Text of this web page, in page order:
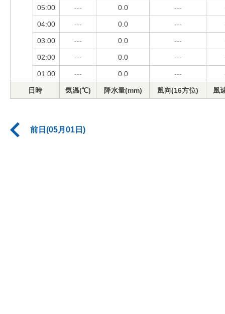
05:00 --- 0.0 ---
04:00 --- 0.0 ---
03:00 --- 0.0 ---
02:00 --- 0.0 ---
01:00 --- 0.0 ---
日時 気温(℃) 降水量(mm) 風向(16方位) 風
前日(05月01日)